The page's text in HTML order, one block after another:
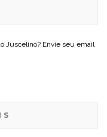
Juscelino? Envie seu email